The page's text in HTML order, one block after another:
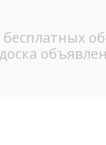
бесплатных